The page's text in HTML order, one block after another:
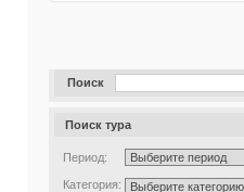
Поиск
Поиск тура
Период:
Категория: